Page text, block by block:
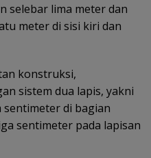
selebar lima meter dan
meter di sisi kiri dan
konstruksi,
sistem dua lapis, yakni
sentimeter di bagian
sentimeter pada lapisan